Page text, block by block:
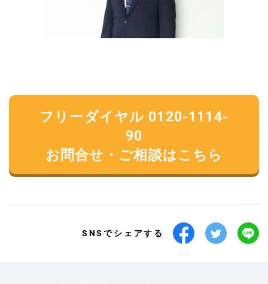
フリーダイヤル 0120-1114-
90
お問合せ・ご相談はこちら
SNSでシェアする